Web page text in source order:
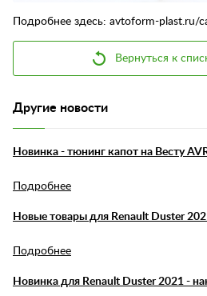
Подробнее здесь: avtoform-plast.ru/
Вернуться к
Другие новости
Новинка - тюнинг капот на Весту
Подробнее
Новые товары для Renault Duster
Подробнее
Новинка для Renault Duster 2021 -